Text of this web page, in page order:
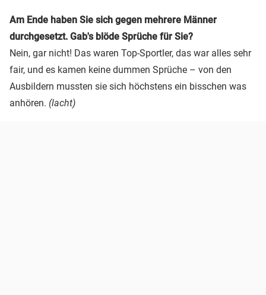
Am Ende haben Sie sich gegen mehrere Männer
durchgesetzt. Gab's blöde Sprüche für Sie?
Nein, gar nicht! Das waren Top-Sportler, das war alles sehr
fair, und es kamen keine dummen Sprüche – von den
Ausbildern mussten sie sich höchstens ein bisschen was
anhören. (lacht)